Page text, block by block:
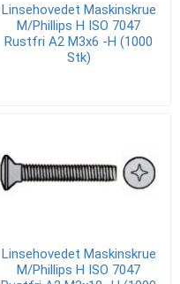
Linsehovedet Maskinskrue
M/Phillips H ISO 7047
Rustfri A2 M3x6 -H (1000
Stk)
Linsehovedet Maskinskrue
M/Phillips H ISO 7047